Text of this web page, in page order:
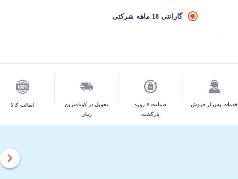
گارانتی 18 ماهه شرکتی
خدمات پس از فروش
ضمانت ۷ روزه
بازگشت
تحویل در کوتاه‌ترین
زمان
اصالت کالا